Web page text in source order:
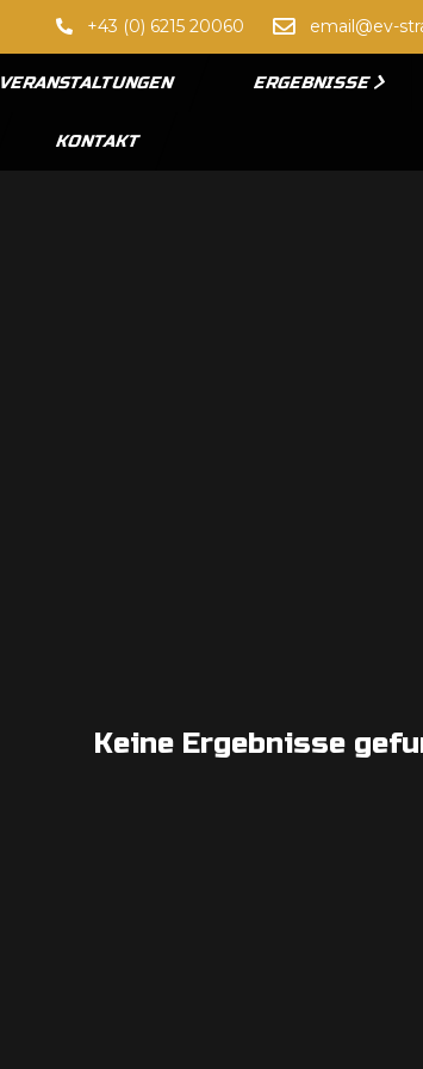
+43 (0) 6215 20060 email@ev-
VERANSTALTUNGEN ERGEBNISSE
KONTAKT
Keine Ergebnisse